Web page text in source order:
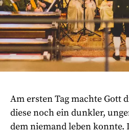
Am ersten Tag machte Gott
diese noch ein dunkler,
dem niemand leben konnte.